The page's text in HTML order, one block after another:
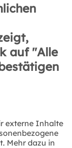
auf "Alle
externe Inhalte
Mehr dazu in